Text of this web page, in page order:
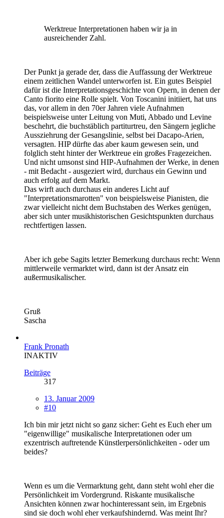
Werktreue Interpretationen haben wir ja in
ausreichender Zahl.
Der Punkt ja gerade der, dass die Auffassung der Werktreue
einem zeitlichen Wandel unterworfen ist. Ein gutes Beispiel
dafür ist die Interpretationsgeschichte von Opern, in denen der
Canto fiorito eine Rolle spielt. Von Toscanini initiiert, hat uns
das, vor allem in den 70er Jahren viele Aufnahmen
beispielsweise unter Leitung von Muti, Abbado und Levine
beschehrt, die buchstäblich partiturtreu, den Sängern jegliche
Aussziehrung der Gesangslinie, selbst bei Dacapo-Arien,
versagten. HIP dürfte das aber kaum gewesen sein, und
folglich steht hinter der Werktreue ein großes Fragezeichen.
Und nicht umsonst sind HIP-Aufnahmen der Werke, in denen
- mit Bedacht - ausgeziert wird, durchaus ein Gewinn und
auch erfolg auf dem Markt.
Das wirft auch durchaus ein anderes Licht auf
"Interpretationsmarotten" von beispielsweise Pianisten, die
zwar vielleicht nicht dem Buchstaben des Werkes genügen,
aber sich unter musikhistorischen Gesichtspunkten durchaus
rechtfertigen lassen.
Aber ich gebe Sagits letzter Bemerkung durchaus recht: Wenn
mittlerweile vermarktet wird, dann ist der Ansatz ein
außermusikalischer.
Gruß
Sascha
Frank Pronath
INAKTIV
Beiträge
317
13. Januar 2009
#10
Ich bin mir jetzt nicht so ganz sicher: Geht es Euch eher um
"eigenwillige" musikalische Interpretationen oder um
exzentrisch auftretende Künstlerpersönlichkeiten - oder um
beides?
Wenn es um die Vermarktung geht, dann steht wohl eher die
Persönlichkeit im Vordergrund. Riskante musikalische
Ansichten können zwar hochinteressant sein, im Ergebnis
sind sie doch wohl eher verkaufshindernd. Was meint Ihr?